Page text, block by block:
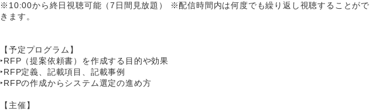
※10:00から終日視聴可能（7日間見放題） ※配信時間内は何度でも繰り返し視聴することがで
きます。
【予定プログラム】
‣RFP（提案依頼書）を作成する目的や効果
‣RFP定義、記載項目、記載事例
‣RFPの作成からシステム選定の進め方
【主催】